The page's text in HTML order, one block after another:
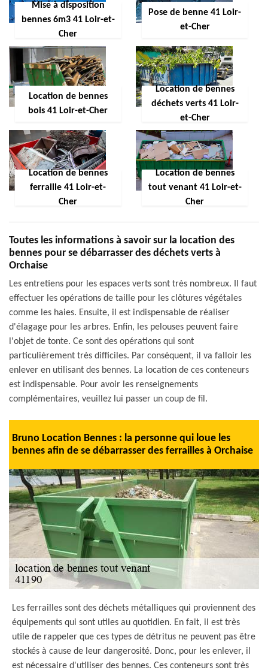
Mise à disposition
bennes 6m3 41 Loir-et-
Cher
Pose de benne 41 Loir-
et-Cher
Location de bennes
bois 41 Loir-et-Cher
Location de bennes
déchets verts 41 Loir-
et-Cher
Location de bennes
ferraille 41 Loir-et-
Cher
Location de bennes
tout venant 41 Loir-et-
Cher
Toutes les informations à savoir sur la location des
bennes pour se débarrasser des déchets verts à
Orchaise
Les entretiens pour les espaces verts sont très nombreux. Il faut
effectuer les opérations de taille pour les clôtures végétales
comme les haies. Ensuite, il est indispensable de réaliser
d'élagage pour les arbres. Enfin, les pelouses peuvent faire
l'objet de tonte. Ce sont des opérations qui sont
particulièrement très difficiles. Par conséquent, il va falloir les
enlever en utilisant des bennes. La location de ces conteneurs
est indispensable. Pour avoir les renseignements
complémentaires, veuillez lui passer un coup de fil.
Bruno Location Bennes : la personne qui loue les
bennes afin de se débarrasser des ferrailles à Orchaise
Les ferrailles sont des déchets métalliques qui proviennent des
équipements qui sont utiles au quotidien. En fait, il est très
utile de rappeler que ces types de détritus ne peuvent pas être
stockés à cause de leur dangerosité. Donc, pour les enlever, il
est nécessaire d'utiliser des bennes. Ces conteneurs sont très